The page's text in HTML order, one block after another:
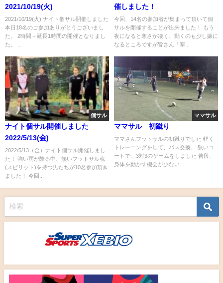
2021/10/19(火)
2021/10/19(火) ナイト個サル開催しました
本日18名のご参加ありがとうございまし
た。 2時間＋延長1時間の開催となりまし
た。 ...
催しました！
今回、14名の参加者が集まって頂いて個
サルを開催することが出来ました！ もう
夜になると寒さが凄く、動くのも少し嫌に
なるところですが皆さん「寒...
個サル
ナイト個サル開催しました
2022/5/13(金)
2022/5/13（金）ナイト個サル開催しまし
た！ 強い雨が降る中、熱いフットサル魂
(スピリット)を持つ男たちが10名参加頂き
ました！ 今回...
ママサル
ママサル 初蹴り
ママさんフットサルの初蹴りでした 軽く
トレーニングをして、パス交換、 狭いコ
ートで、3対3のゲームをしました 普段、
身体を動かす機会が少ない...